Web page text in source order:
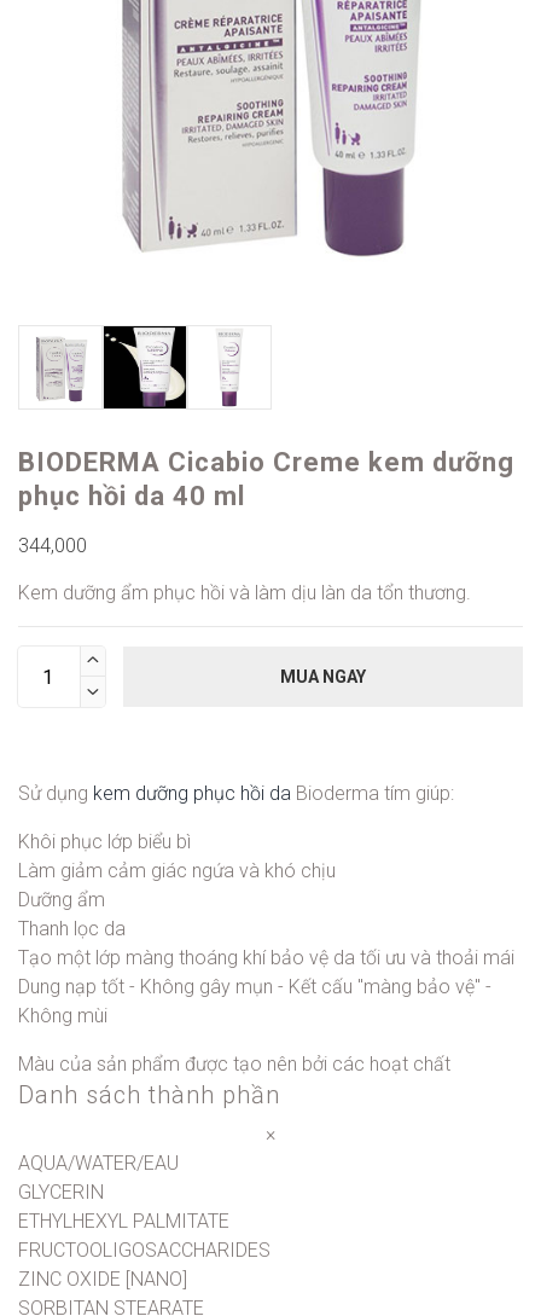
BIODERMA Cicabio Creme kem dưỡng
phục hồi da 40 ml
344,000
Kem dưỡng ẩm phục hồi và làm dịu làn da tổn thương.


MUA NGAY
Sử dụng kem dưỡng phục hồi da Bioderma tím giúp:
Khôi phục lớp biểu bì
Làm giảm cảm giác ngứa và khó chịu
Dưỡng ẩm
Thanh lọc da
Tạo một lớp màng thoáng khí bảo vệ da tối ưu và thoải mái
Dung nạp tốt - Không gây mụn - Kết cấu "màng bảo vệ" -
Không mùi
Màu của sản phẩm được tạo nên bởi các hoạt chất
Danh sách thành phần
×
AQUA/WATER/EAU
GLYCERIN
ETHYLHEXYL PALMITATE
FRUCTOOLIGOSACCHARIDES
ZINC OXIDE [NANO]
SORBITAN STEARATE